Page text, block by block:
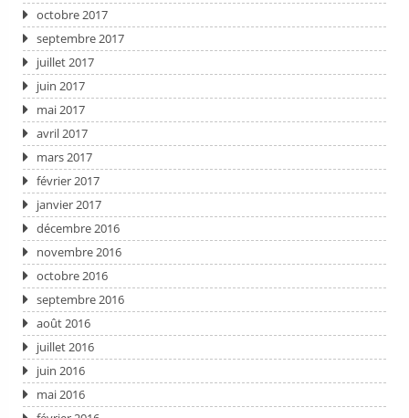
octobre 2017
septembre 2017
juillet 2017
juin 2017
mai 2017
avril 2017
mars 2017
février 2017
janvier 2017
décembre 2016
novembre 2016
octobre 2016
septembre 2016
août 2016
juillet 2016
juin 2016
mai 2016